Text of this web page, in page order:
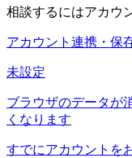
相談するにはアカウ
アカウント連携・保
未設定
ブラウザのデータが
くなります
すでにアカウントを